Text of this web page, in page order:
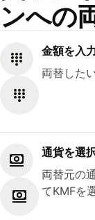
ンへの
金額を入
両替した
通貨を選
両替元の
てKMFを